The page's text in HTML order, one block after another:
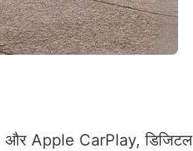
और Apple CarPlay, डिजिटल